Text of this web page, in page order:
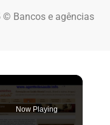
© Bancos e agências
Now Playing